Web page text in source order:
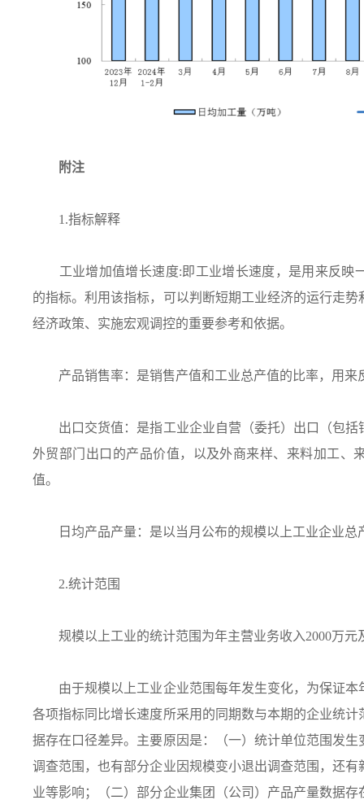
附注
1.指标解释
工业增加值增长速度:即工业增长速度，是用来反映
的指标。利用该指标，可以判断短期工业经济的运行走
经济政策、实施宏观调控的重要参考和依据。
产品销售率：是销售产值和工业总产值的比率，用来
出口交货值：是指工业企业自营（委托）出口（包括
外贸部门出口的产品价值，以及外商来样、来料加工、
值。
日均产品产量：是以当月公布的规模以上工业企业总
2.统计范围
规模以上工业的统计范围为年主营业务收入2000万元
由于规模以上工业企业范围每年发生变化，为保证本
各项指标同比增长速度所采用的同期数与本期的企业统
据存在口径差异。主要原因是：（一）统计单位范围发
调查范围，也有部分企业因规模变小退出调查范围，还
业等影响；（二）部分企业集团（公司）产品产量数据